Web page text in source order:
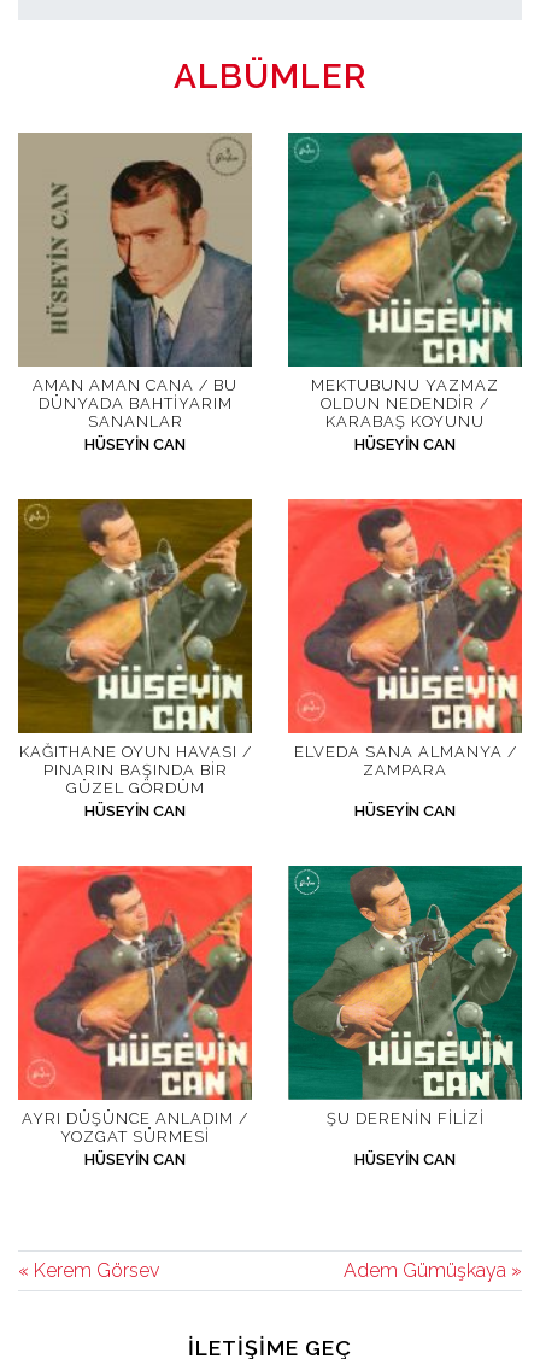
ALBÜMLER
AMAN AMAN CANA / BU
DÜNYADA BAHTIYARIM
SANANLAR
HÜSEYIN CAN
MEKTUBUNU YAZMAZ
OLDUN NEDENDIR /
KARABAŞ KOYUNU
HÜSEYIN CAN
KAĞITHANE OYUN HAVASI /
PINARIN BAŞINDA BIR
GÜZEL GÖRDÜM
HÜSEYIN CAN
ELVEDA SANA ALMANYA /
ZAMPARA
HÜSEYIN CAN
AYRI DÜŞÜNCE ANLADIM /
YOZGAT SÜRMESI
HÜSEYIN CAN
ŞU DERENIN FILIZI
HÜSEYIN CAN
« Kerem Görsev Adem Gümüşkaya »
İLETIŞIME GEÇ